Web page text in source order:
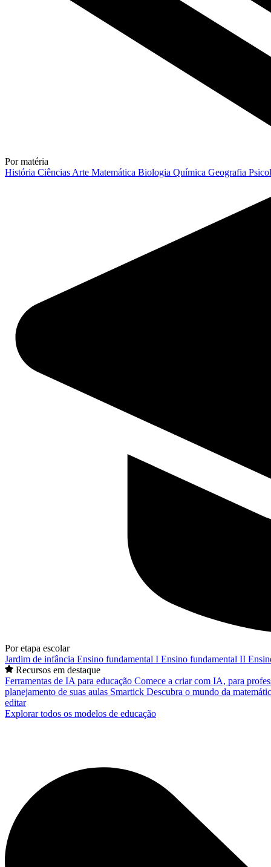
Por matéria
História Ciências Arte Matemática Biologia Química Geografia
Por etapa escolar
Jardim de infância Ensino fundamental I Ensino fundamental II
Recursos em destaque
Ferramentas de IA para educação Comece a criar com IA, para
planejamento de suas aulas Smartick Descubra o mundo da
editar
Explorar todos os modelos de educação